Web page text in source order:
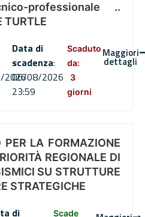
professionale ..
TURTLE
2026
Data di
scadenza:
06/08/2026
23:59
Scaduto
da:
3
giorni
Maggiori
dettagli
LA FORMAZIONE
REGIONALE DI
SU STRUTTURE
STRATEGICHE
di Scade